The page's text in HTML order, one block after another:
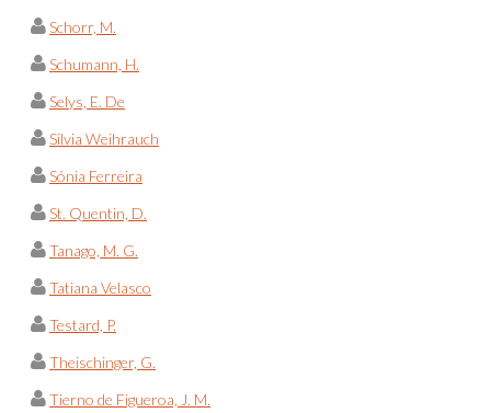
Schorr, M.
Schumann, H.
Selys, E. De
Silvia Weihrauch
Sónia Ferreira
St. Quentin, D.
Tanago, M. G.
Tatiana Velasco
Testard, P.
Theischinger, G.
Tierno de Figueroa, J. M.